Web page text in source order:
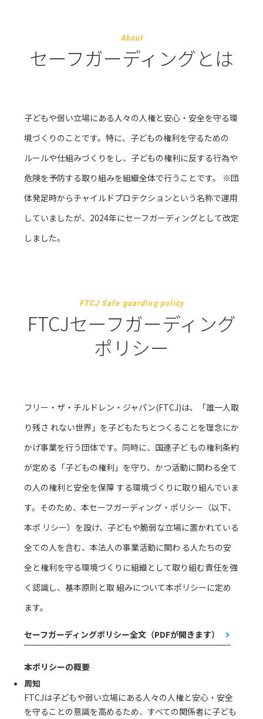
About
セーフガーディングとは
子どもや弱い立場にある人々の人権と安心・安全を守る環
境づくりのことです。特に、子どもの権利を守るための
ルールや仕組みづくりをし、子どもの権利に反する行為や
危険を予防する取り組みを組織全体で行うことです。 ※団
体発足時からチャイルドプロテクションという名称で運用
していましたが、2024年にセーフガーディングとして改定
しました。
FTCJ Safe guarding policy
FTCJセーフガーディング
ポリシー
フリー・ザ・チルドレン・ジャパン(FTCJ)は、「誰一人取
り残さ れない世界」を子どもたちとつくることを理念にか
かげ事業を行う団体です。同時に、国連子ど もの権利条約
が定める「子どもの権利」を守り、かつ活動に関わる全て
の人の権利と安全を保障 する環境づくりに取り組んでいま
す。そのため、本セーフガーディング・ポリシー（以下、
本ポ リシー）を設け、子どもや脆弱な立場に置かれている
全ての人を含む、本法人の事業活動に関わ る人たちの安
全と権利を守る環境づくりに組織として取り組む責任を強
く認識し、基本原則と取 組みについて本ポリシーに定め
ます。
セーフガーディングポリシー全文（PDFが開きます）
本ポリシーの概要
周知
FTCJは子どもや弱い立場にある人々の人権と安心・安全
を守ることの意識を高めるため、すべての関係者に子ども